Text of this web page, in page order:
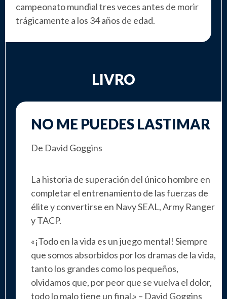
campeonato mundial tres veces antes de morir
trágicamente a los 34 años de edad.
LIVRO
NO ME PUEDES LASTIMAR
De David Goggins
La historia de superación del único hombre en
completar el entrenamiento de las fuerzas de
élite y convertirse en Navy SEAL, Army Ranger
y TACP.
«¡Todo en la vida es un juego mental! Siempre
que somos absorbidos por los dramas de la vida,
tanto los grandes como los pequeños,
olvidamos que, por peor que se vuelva el dolor,
todo lo malo tiene un final.» – David Goggins